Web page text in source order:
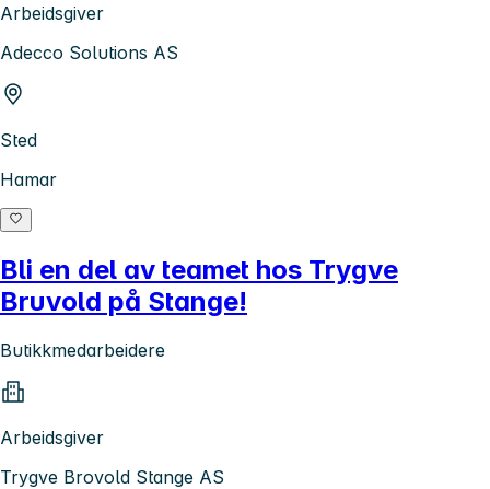
Arbeidsgiver
Adecco Solutions AS
Sted
Hamar
Bli en del av teamet hos Trygve
Bruvold på Stange!
Butikkmedarbeidere
Arbeidsgiver
Trygve Brovold Stange AS